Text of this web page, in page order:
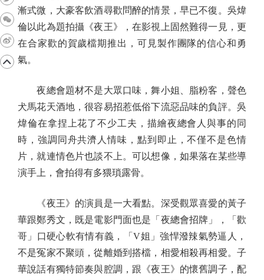
漸式微，大豪客飲酒尋歡問醉的情景，早已不復。吳煒
倫以此為題拍攝《夜王》，在影視上固然難得一見，更
在合家歡的賀歲檔期推出，可見製作團隊的信心和勇
氣。
夜總會題材不是大眾口味，舞小姐、脂粉客，聲色
犬馬花天酒地，很容易招惹低俗下流惡品味的負評。吳
煒倫在拿捏上花了不少工夫，描繪夜總會人與事的同
時，強調同舟共濟人情味，點到即止，不僅不是色情
片，就連情色片也談不上。可以想像，如果落在某些導
演手上，會拍得有多猥瑣露骨。
《夜王》的演員是一大看點。深受觀眾喜愛的黃子
華跟鄭秀文，既是電影門面也是「夜總會招牌」，「歡
哥」口硬心軟有情有義，「V姐」強悍潑辣氣勢逼人，
不是冤家不聚頭，從離婚到搭檔，相愛相殺再相愛。子
華說話有獨特節奏與腔調，跟《夜王》的懷舊調子，配